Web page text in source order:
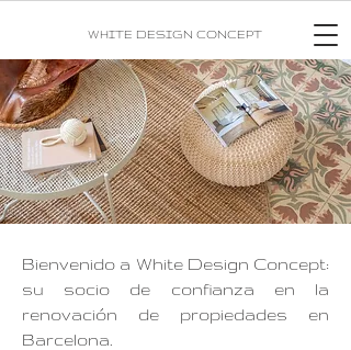
WHITE DESIGN CONCEPT
Bienvenido a White Design Concept:
su socio de confianza en la
renovación de propiedades en
Barcelona.